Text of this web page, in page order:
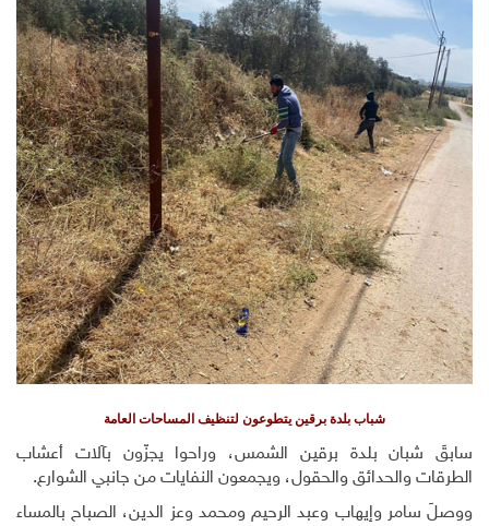
شباب بلدة برقين يتطوعون لتنظيف المساحات العامة
سابقَ شبان بلدة برقين الشمس، وراحوا يجزّون بآلات أعشاب
الطرقات والحدائق والحقول، ويجمعون النفايات من جانبي الشوارع.
ووصلَ سامر وإيهاب وعبد الرحيم ومحمد وعز الدين، الصباح بالمساء